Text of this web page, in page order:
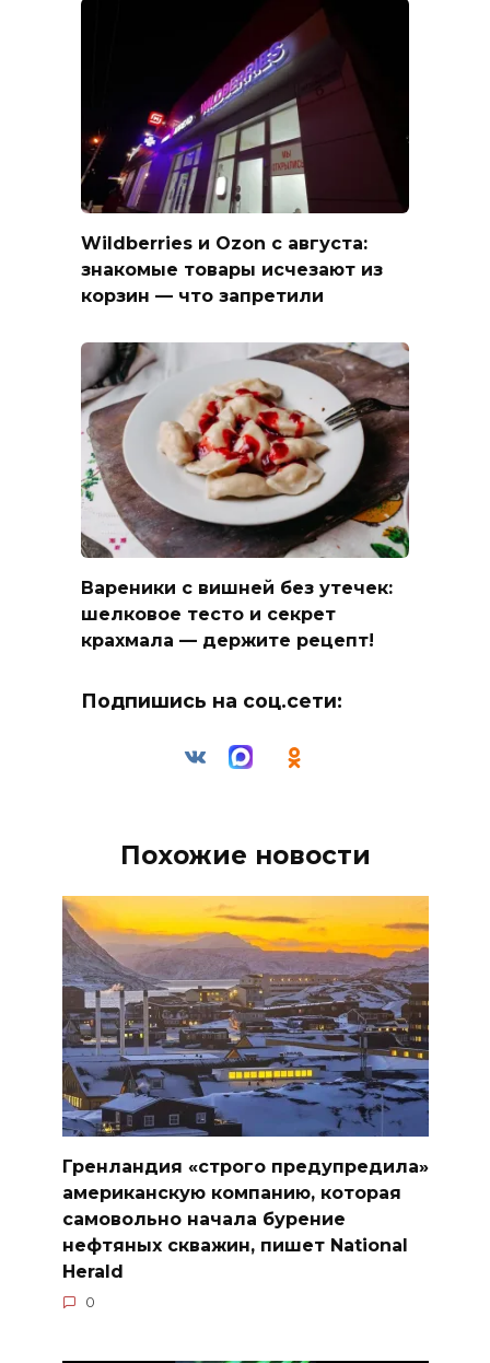
Wildberries и Ozon с августа:
знакомые товары исчезают из
корзин — что запретили
Вареники с вишней без утечек:
шелковое тесто и секрет
крахмала — держите рецепт!
Подпишись на соц.сети:
Похожие новости
Гренландия «строго предупредила»
американскую компанию, которая
самовольно начала бурение
нефтяных скважин, пишет National
Herald
0